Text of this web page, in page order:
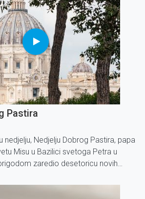
Pastira
nedjelju, Nedjelju Dobrog Pastira, papa
Misu u Bazilici svetoga Petra u
zaredio desetoricu novih